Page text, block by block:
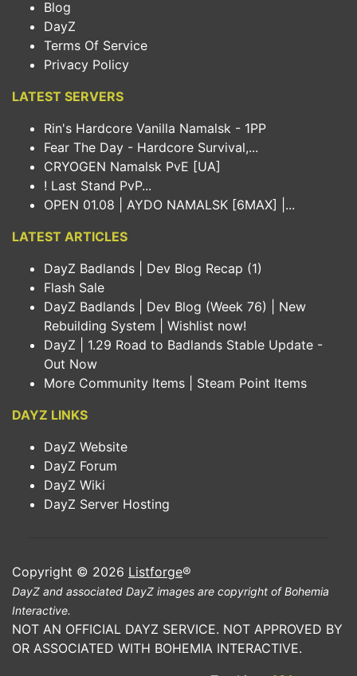
Blog
DayZ
Terms Of Service
Privacy Policy
LATEST SERVERS
Rin's Hardcore Vanilla Namalsk - 1PP
Fear The Day - Hardcore Survival,...
CRYOGEN Namalsk PvE [UA]
! Last Stand PvP...
OPEN 01.08 | AYDO NAMALSK [6MAX] |...
LATEST ARTICLES
DayZ Badlands | Dev Blog Recap (1)
Flash Sale
DayZ Badlands | Dev Blog (Week 76) | New
Rebuilding System | Wishlist now!
DayZ | 1.29 Road to Badlands Stable Update -
Out Now
More Community Items | Steam Point Items
DAYZ LINKS
DayZ Website
DayZ Forum
DayZ Wiki
DayZ Server Hosting
Copyright © 2026 Listforge®
DayZ and associated DayZ images are copyright of Bohemia
Interactive.
NOT AN OFFICIAL DAYZ SERVICE. NOT APPROVED BY
OR ASSOCIATED WITH BOHEMIA INTERACTIVE.